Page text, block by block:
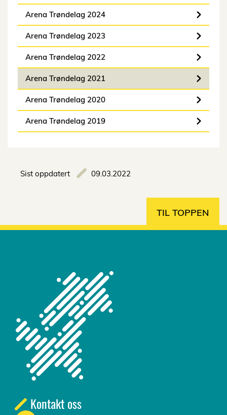
Arena Trøndelag 2024
Arena Trøndelag 2023
Arena Trøndelag 2022
Arena Trøndelag 2021
Arena Trøndelag 2020
Arena Trøndelag 2019
Sist oppdatert 09.03.2022
TIL TOPPEN
Kontakt oss